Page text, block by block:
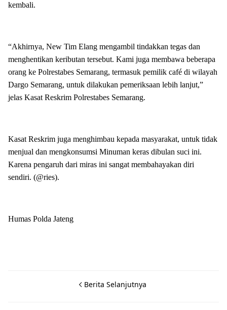
kembali.
“Akhirnya, New Tim Elang mengambil tindakkan tegas dan
menghentikan keributan tersebut. Kami juga membawa beberapa
orang ke Polrestabes Semarang, termasuk pemilik café di wilayah
Dargo Semarang, untuk dilakukan pemeriksaan lebih lanjut,”
jelas Kasat Reskrim Polrestabes Semarang.
Kasat Reskrim juga menghimbau kepada masyarakat, untuk tidak
menjual dan mengkonsumsi Minuman keras dibulan suci ini.
Karena pengaruh dari miras ini sangat membahayakan diri
sendiri. (@ries).
Humas Polda Jateng
Berita Selanjutnya